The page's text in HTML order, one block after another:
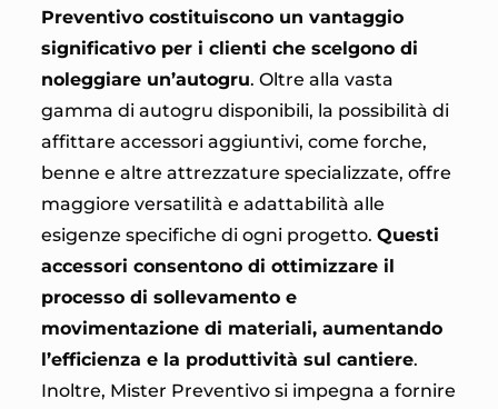
Preventivo costituiscono un vantaggio
significativo per i clienti che scelgono di
noleggiare un’autogru. Oltre alla vasta
gamma di autogru disponibili, la possibilità di
affittare accessori aggiuntivi, come forche,
benne e altre attrezzature specializzate, offre
maggiore versatilità e adattabilità alle
esigenze specifiche di ogni progetto. Questi
accessori consentono di ottimizzare il
processo di sollevamento e
movimentazione di materiali, aumentando
l’efficienza e la produttività sul cantiere.
Inoltre, Mister Preventivo si impegna a fornire